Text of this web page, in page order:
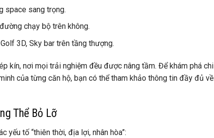
space sang trọng.
chạy bộ trên không.
3D, Sky bar trên tầng thượng.
kín, nơi mọi trải nghiệm đều được nâng tầm. Để khám phá chi
của từng căn hộ, bạn có thể tham khảo thông tin đầy đủ về
Thể Bỏ Lỡ
tố “thiên thời, địa lợi, nhân hòa”: